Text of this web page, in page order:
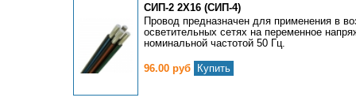
СИП-2 2Х16 (СИП-4)
Провод предназначен для применения в
осветительных сетях на переменное
номинальной частотой 50 Гц.
96.00 руб Купить